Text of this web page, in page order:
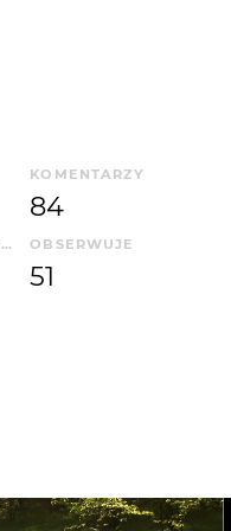
KOMENTARZY
84
OBSERWUJĄCYCH OBSERWUJE
51